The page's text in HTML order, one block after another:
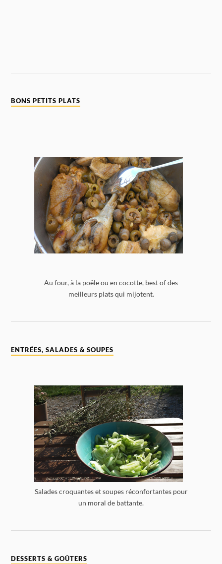
BONS PETITS PLATS
Au four, à la poêle ou en cocotte, best of des
meilleurs plats qui mijotent.
ENTRÉES, SALADES & SOUPES
Salades croquantes et soupes réconfortantes pour
un moral de battante.
DESSERTS & GOÛTERS